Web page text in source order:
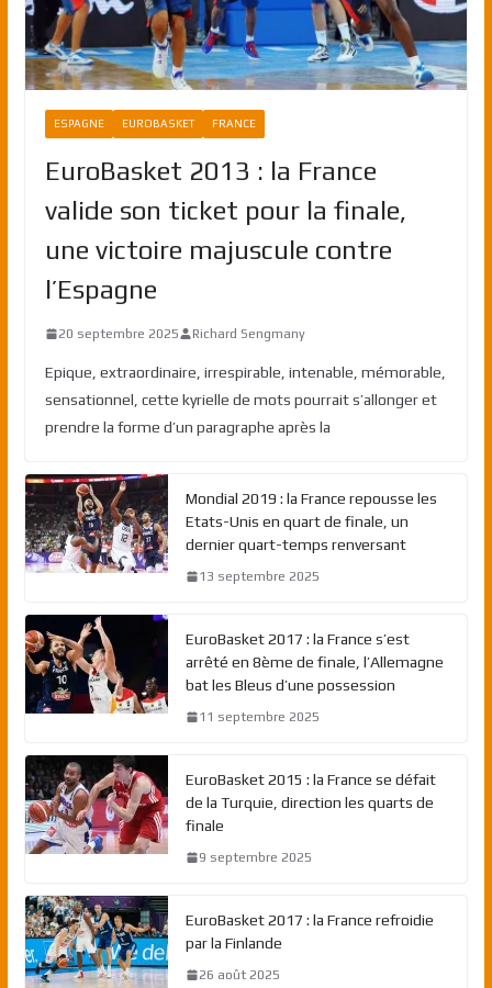
ESPAGNE EUROBASKET FRANCE
EuroBasket 2013 : la France
valide son ticket pour la finale,
une victoire majuscule contre
l’Espagne
20 septembre 2025 Richard Sengmany
Epique, extraordinaire, irrespirable, intenable, mémorable,
sensationnel, cette kyrielle de mots pourrait s’allonger et
prendre la forme d’un paragraphe après la
Mondial 2019 : la France repousse les
Etats-Unis en quart de finale, un
dernier quart-temps renversant
13 septembre 2025
EuroBasket 2017 : la France s’est
arrêté en 8ème de finale, l’Allemagne
bat les Bleus d’une possession
11 septembre 2025
EuroBasket 2015 : la France se défait
de la Turquie, direction les quarts de
finale
9 septembre 2025
EuroBasket 2017 : la France refroidie
par la Finlande
26 août 2025